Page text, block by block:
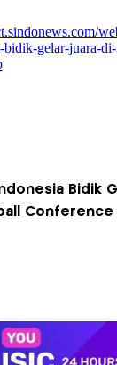
Bidik
Conference